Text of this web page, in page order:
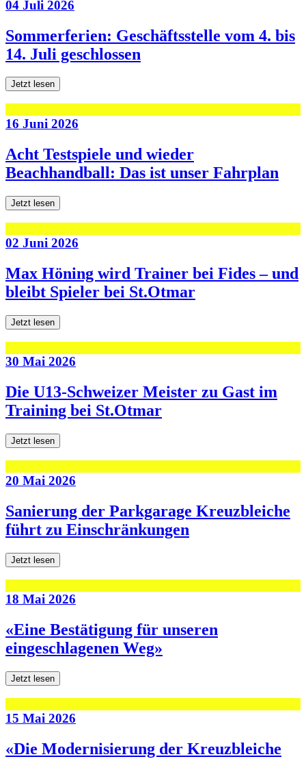
04 Juli 2026
Sommerferien: Geschäftsstelle vom 4. bis
14. Juli geschlossen
Jetzt lesen
16 Juni 2026
Acht Testspiele und wieder
Beachhandball: Das ist unser Fahrplan
Jetzt lesen
02 Juni 2026
Max Höning wird Trainer bei Fides – und
bleibt Spieler bei St.Otmar
Jetzt lesen
30 Mai 2026
Die U13-Schweizer Meister zu Gast im
Training bei St.Otmar
Jetzt lesen
20 Mai 2026
Sanierung der Parkgarage Kreuzbleiche
führt zu Einschränkungen
Jetzt lesen
18 Mai 2026
«Eine Bestätigung für unseren
eingeschlagenen Weg»
Jetzt lesen
15 Mai 2026
«Die Modernisierung der Kreuzbleiche